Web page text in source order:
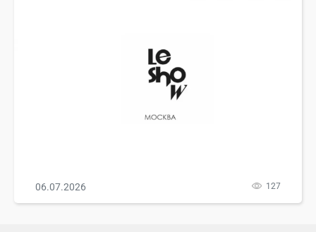
06.07.2026 127